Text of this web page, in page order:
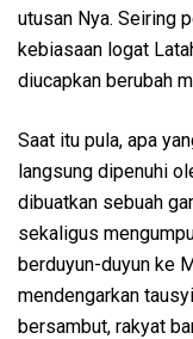
utusan Nya. Seiring
kebiasaan logat
diucapkan berubah
Saat itu pula, apa
langsung dipenuhi
dibuatkan sebuah
sekaligus
berduyun-duyun ke
mendengarkan
bersambut, rakyat